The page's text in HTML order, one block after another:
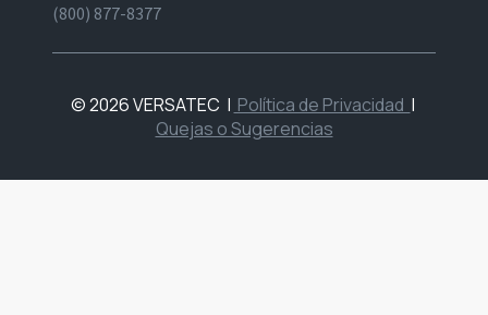
(800) 877-8377
© 2026 VERSATEC | Política de Privacidad |
Quejas o Sugerencias